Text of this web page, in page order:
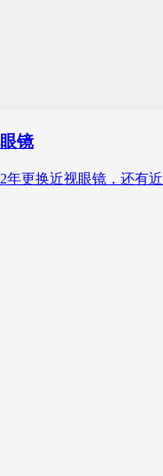
镜
更换近视眼镜，还有